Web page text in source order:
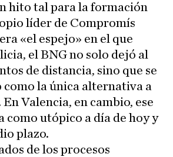
hito tal para la formación
líder de Compromís
«el espejo» en el que
el BNG no solo dejó al
de distancia, sino que se
como la única alternativa a
Valencia, en cambio, ese
como utópico a día de hoy y
plazo.
de los procesos